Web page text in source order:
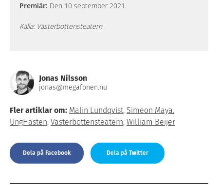
Premiär: Den 10 september 2021.
Källa: Västerbottensteatern
Jonas Nilsson
jonas@megafonen.nu
Fler artiklar om: Malin Lundqvist, Simeon Maya,
UngHästen, Västerbottensteatern, William Beijer
Dela på Facebook Dela på Twitter